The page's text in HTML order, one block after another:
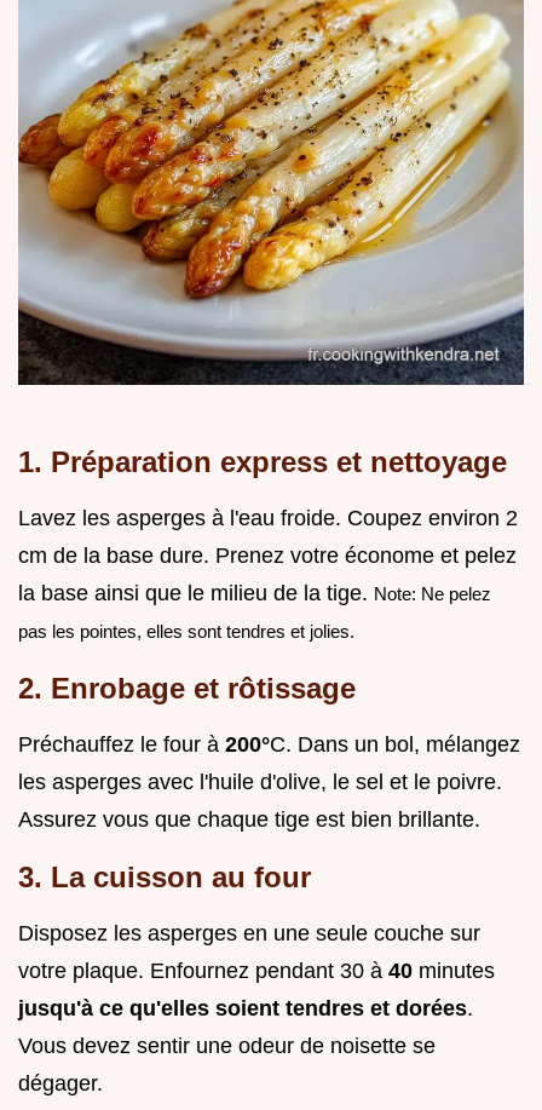
1. Préparation express et nettoyage
Lavez les asperges à l'eau froide. Coupez environ 2
cm de la base dure. Prenez votre économe et pelez
la base ainsi que le milieu de la tige. Note: Ne pelez
pas les pointes, elles sont tendres et jolies.
2. Enrobage et rôtissage
Préchauffez le four à 200°C. Dans un bol, mélangez
les asperges avec l'huile d'olive, le sel et le poivre.
Assurez vous que chaque tige est bien brillante.
3. La cuisson au four
Disposez les asperges en une seule couche sur
votre plaque. Enfournez pendant 30 à 40 minutes
jusqu'à ce qu'elles soient tendres et dorées.
Vous devez sentir une odeur de noisette se
dégager.